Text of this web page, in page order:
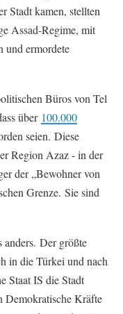
Stadt kamen, stellten
Assad-Regime, mit
und ermordete
Büros von Tel
über 100.000
seien. Diese
Region Azaz - in der
der „Bewohner von
Grenze. Sie sind
anders. Der größte
in die Türkei und nach
Staat IS die Stadt
Demokratische Kräfte